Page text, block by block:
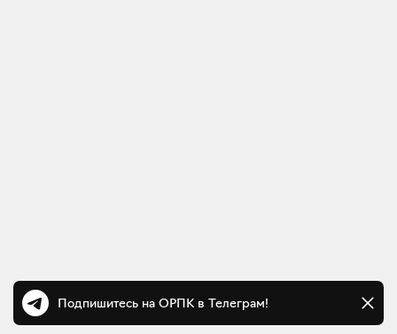
Подпишитесь на ОРПК в Телеграм!